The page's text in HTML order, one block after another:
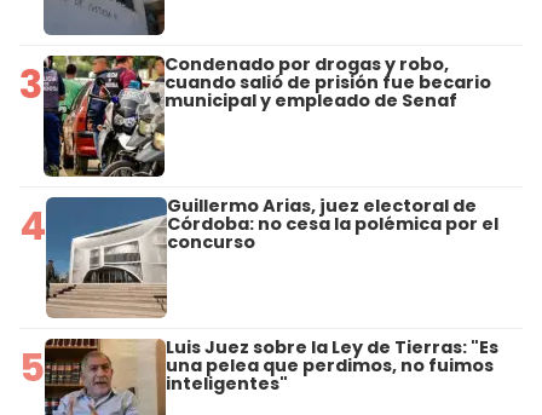
3 Condenado por drogas y robo,
cuando salió de prisión fue becario
municipal y empleado de Senaf
4 Guillermo Arias, juez electoral de
Córdoba: no cesa la polémica por el
concurso
5 Luis Juez sobre la Ley de Tierras: "Es
una pelea que perdimos, no fuimos
inteligentes"